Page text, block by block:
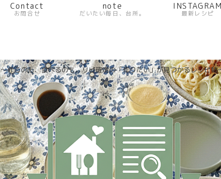
〜作るのも、食べるのも。リピ確定の「作りたい」が見つかるレシピ帖
Contact
お問合せ
note
だいたい毎日、台所。 最新レシピ